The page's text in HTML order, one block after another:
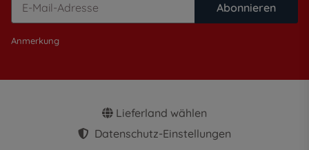
Abonnieren
Anmerkung
Lieferland wählen
Datenschutz-Einstellungen